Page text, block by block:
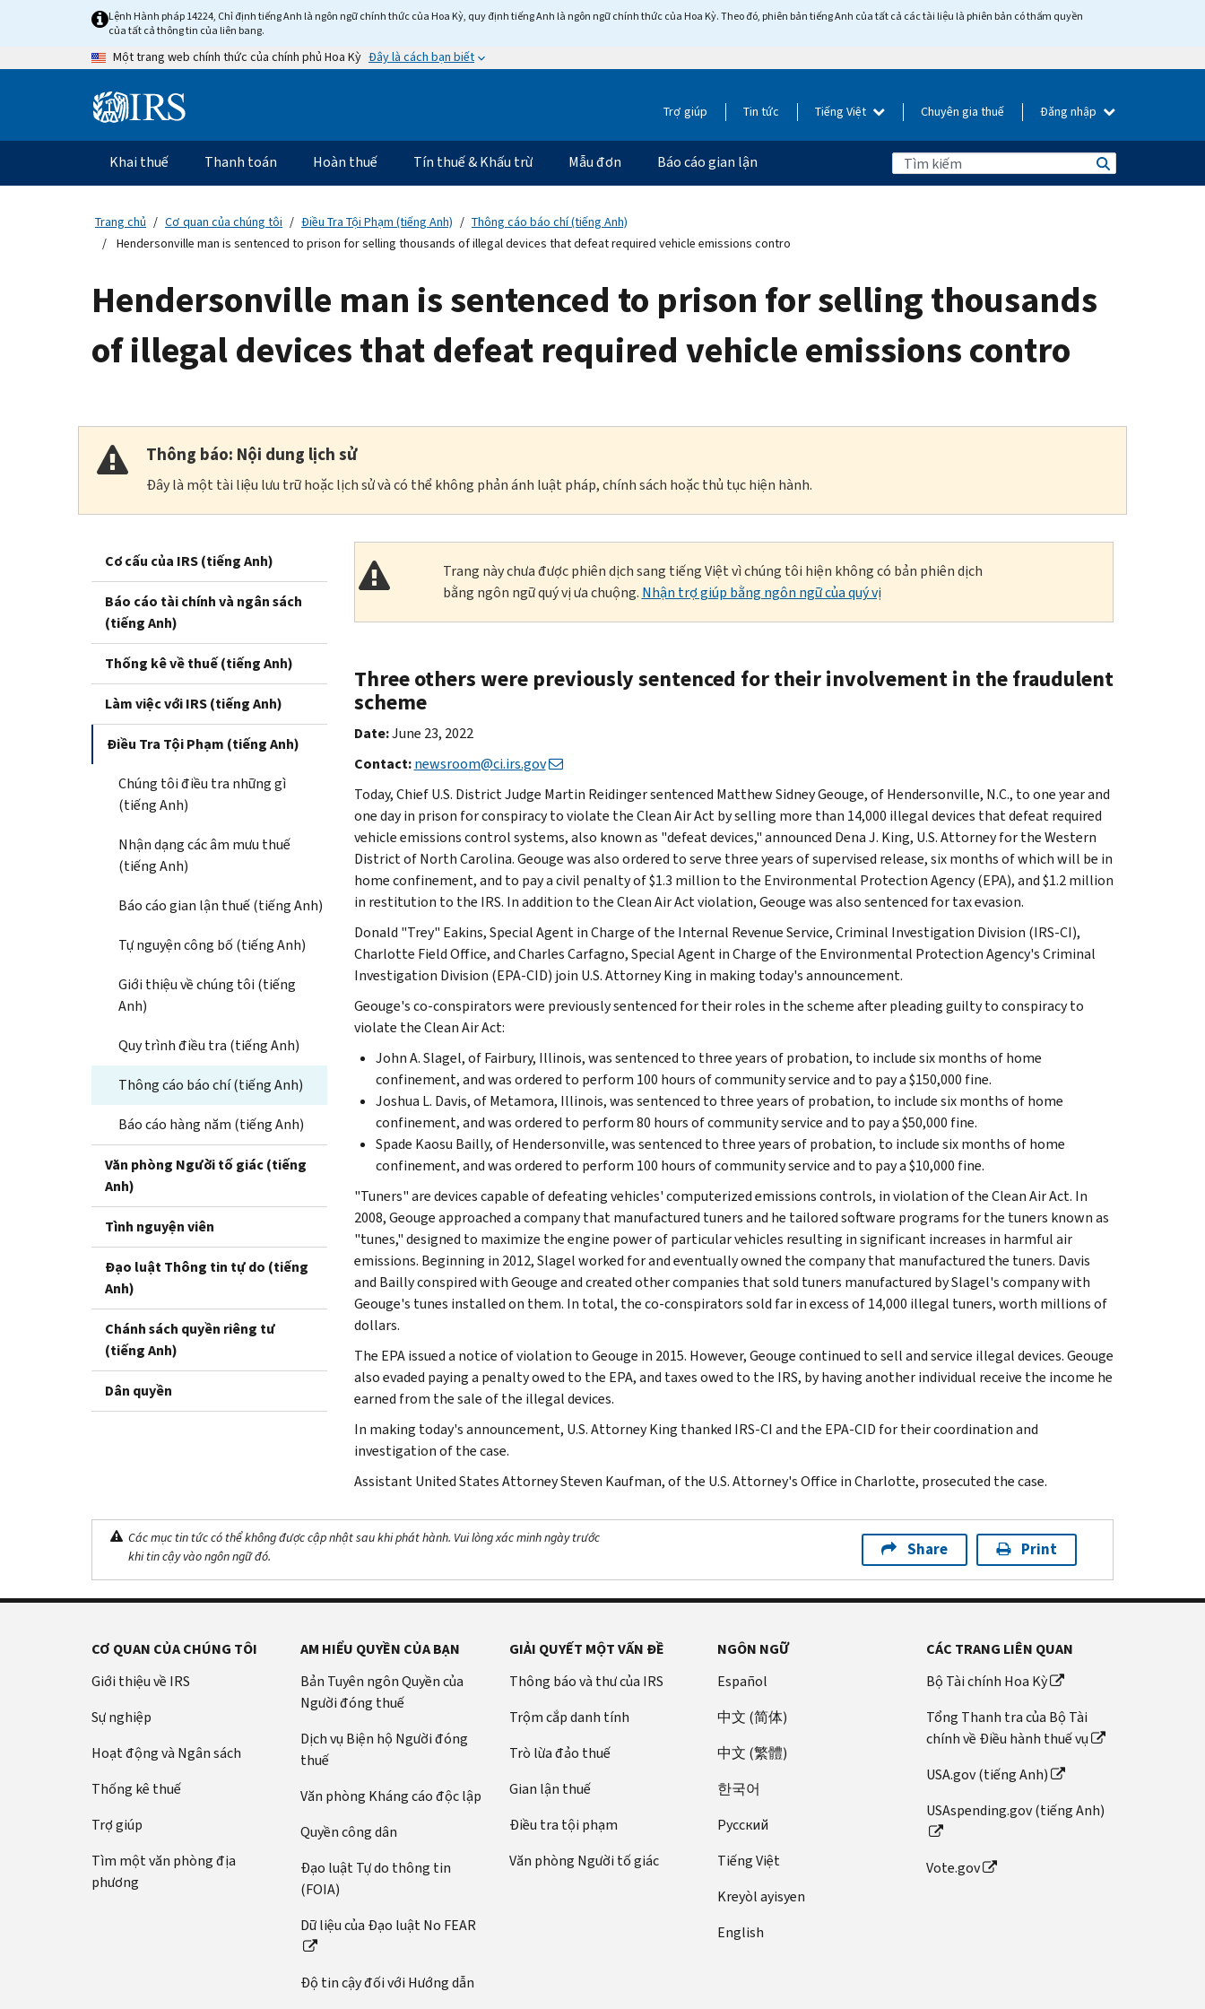
content
Lệnh Hành pháp 14224, Chỉ định tiếng Anh là ngôn ngữ chính thức của Hoa Kỳ, quy định tiếng Anh là ngôn ngữ chính thức của Hoa Kỳ. Theo đó, phiên bản tiếng Anh của tất cả các tài liệu là phiên bản có thẩm quyền
của tất cả thông tin của liên bang.
Một trang web chính thức của chính phủ Hoa Kỳ Đây là cách bạn biết
Information Trợ giúp Tin tức Tiếng Việt Chuyên gia thuế Đăng nhập
Điều
hướng
chính
Khai thuế Thanh toán Hoàn thuế Tín thuế & Khấu trừ Mẫu đơn Báo cáo gian lận
Trang chủ Cơ quan của chúng tôi Điều Tra Tội Phạm (tiếng Anh)
Thông cáo báo chí (tiếng Anh)
Hendersonville man is sentenced to prison for selling thousands of illegal devices that defeat required vehicle emissions contro
Hendersonville man is sentenced to prison for selling thousands
of illegal devices that defeat required vehicle emissions contro
Thông báo: Nội dung lịch sử
Đây là một tài liệu lưu trữ hoặc lịch sử và có thể không phản ánh luật pháp, chính sách hoặc thủ tục hiện hành.
Cơ cấu của IRS (tiếng Anh)
Báo cáo tài chính và ngân sách
(tiếng Anh)
Thống kê về thuế (tiếng Anh)
Làm việc với IRS (tiếng Anh)
Điều Tra Tội Phạm (tiếng Anh)
Chúng tôi điều tra những gì
(tiếng Anh)
Nhận dạng các âm mưu thuế
(tiếng Anh)
Báo cáo gian lận thuế (tiếng Anh)
Tự nguyện công bố (tiếng Anh)
Giới thiệu về chúng tôi (tiếng
Anh)
Quy trình điều tra (tiếng Anh)
Thông cáo báo chí (tiếng Anh)
Báo cáo hàng năm (tiếng Anh)
Văn phòng Người tố giác (tiếng
Anh)
Tình nguyện viên
Đạo luật Thông tin tự do (tiếng
Anh)
Chánh sách quyền riêng tư
(tiếng Anh)
Dân quyền
Trang này chưa được phiên dịch sang tiếng Việt vì chúng tôi hiện không có bản phiên dịch
bằng ngôn ngữ quý vị ưa chuộng. Nhận trợ giúp bằng ngôn ngữ của quý vị
Three others were previously sentenced for their involvement in the fraudulent
scheme
Date:June 23, 2022
Contact:newsroom@ci.irs.gov
Today, Chief U.S. District Judge Martin Reidinger sentenced Matthew Sidney Geouge, of Hendersonville, N.C., to one year and
one day in prison for conspiracy to violate the Clean Air Act by selling more than 14,000 illegal devices that defeat required
vehicle emissions control systems, also known as "defeat devices," announced Dena J. King, U.S. Attorney for the Western
District of North Carolina. Geouge was also ordered to serve three years of supervised release, six months of which will be in
home confinement, and to pay a civil penalty of $1.3 million to the Environmental Protection Agency (EPA), and $1.2 million
in restitution to the IRS. In addition to the Clean Air Act violation, Geouge was also sentenced for tax evasion.
Donald "Trey" Eakins, Special Agent in Charge of the Internal Revenue Service, Criminal Investigation Division (IRS-CI),
Charlotte Field Office, and Charles Carfagno, Special Agent in Charge of the Environmental Protection Agency's Criminal
Investigation Division (EPA-CID) join U.S. Attorney King in making today's announcement.
Geouge's co-conspirators were previously sentenced for their roles in the scheme after pleading guilty to conspiracy to
violate the Clean Air Act:
John A. Slagel, of Fairbury, Illinois, was sentenced to three years of probation, to include six months of home
confinement, and was ordered to perform 100 hours of community service and to pay a $150,000 fine.
Joshua L. Davis, of Metamora, Illinois, was sentenced to three years of probation, to include six months of home
confinement, and was ordered to perform 80 hours of community service and to pay a $50,000 fine.
Spade Kaosu Bailly, of Hendersonville, was sentenced to three years of probation, to include six months of home
confinement, and was ordered to perform 100 hours of community service and to pay a $10,000 fine.
"Tuners" are devices capable of defeating vehicles' computerized emissions controls, in violation of the Clean Air Act. In
2008, Geouge approached a company that manufactured tuners and he tailored software programs for the tuners known as
"tunes," designed to maximize the engine power of particular vehicles resulting in significant increases in harmful air
emissions. Beginning in 2012, Slagel worked for and eventually owned the company that manufactured the tuners. Davis
and Bailly conspired with Geouge and created other companies that sold tuners manufactured by Slagel's company with
Geouge's tunes installed on them. In total, the co-conspirators sold far in excess of 14,000 illegal tuners, worth millions of
dollars.
The EPA issued a notice of violation to Geouge in 2015. However, Geouge continued to sell and service illegal devices. Geouge
also evaded paying a penalty owed to the EPA, and taxes owed to the IRS, by having another individual receive the income he
earned from the sale of the illegal devices.
In making today's announcement, U.S. Attorney King thanked IRS-CI and the EPA-CID for their coordination and
investigation of the case.
Assistant United States Attorney Steven Kaufman, of the U.S. Attorney's Office in Charlotte, prosecuted the case.
Các mục tin tức có thể không được cập nhật sau khi phát hành. Vui lòng xác minh ngày trước
khi tin cậy vào ngôn ngữ đó.
Share Print
CƠ QUAN CỦA CHÚNG TÔI
Giới thiệu về IRS
Sự nghiệp
Hoạt động và Ngân sách
Thống kê thuế
Trợ giúp
Tìm một văn phòng địa
phương
AM HIỂU QUYỀN CỦA BẠN
Bản Tuyên ngôn Quyền của
Người đóng thuế
Dịch vụ Biện hộ Người đóng
thuế
Văn phòng Kháng cáo độc lập
Quyền công dân
Đạo luật Tự do thông tin
(FOIA)
Dữ liệu của Đạo luật No FEAR
Độ tin cậy đối với Hướng dẫn
GIẢI QUYẾT MỘT VẤN ĐỀ
Thông báo và thư của IRS
Trộm cắp danh tính
Trò lừa đảo thuế
Gian lận thuế
Điều tra tội phạm
Văn phòng Người tố giác
NGÔN NGỮ
Español
中文 (简体)
中文 (繁體)
한국어
Pусский
Tiếng Việt
Kreyòl ayisyen
English
CÁC TRANG LIÊN QUAN
Bộ Tài chính Hoa Kỳ
Tổng Thanh tra của Bộ Tài
chính về Điều hành thuế vụ
USA.gov (tiếng Anh)
USAspending.gov (tiếng Anh)
Vote.gov